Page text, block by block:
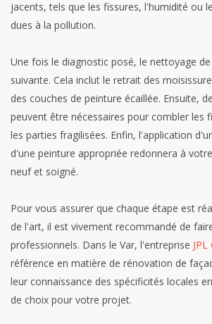
jacents, tels que les fissures, l'humidité ou
dues à la pollution.
Une fois le diagnostic posé, le nettoyage
suivante. Cela inclut le retrait des
des couches de peinture écaillée. Ensuite,
peuvent être nécessaires pour combler les
les parties fragilisées. Enfin, l'application
d'une peinture appropriée redonnera à
neuf et soigné.
Pour vous assurer que chaque étape est
de l'art, il est vivement recommandé de
professionnels. Dans le Var, l'entreprise
référence en matière de rénovation de
leur connaissance des spécificités locales
de choix pour votre projet.